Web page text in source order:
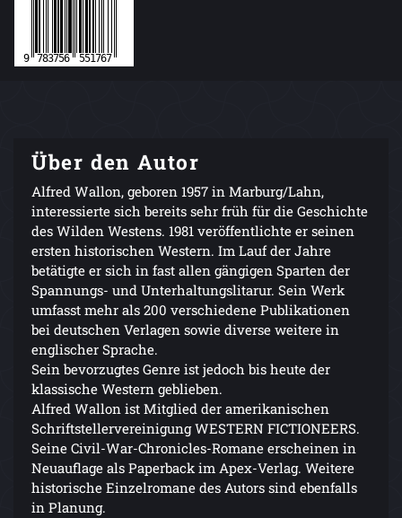
Über den Autor
Alfred Wallon, geboren 1957 in Marburg/Lahn,
interessierte sich bereits sehr früh für die Geschichte
des Wilden Westens. 1981 veröffentlichte er seinen
ersten historischen Western. Im Lauf der Jahre
betätigte er sich in fast allen gängigen Sparten der
Spannungs- und Unterhaltungslitarur. Sein Werk
umfasst mehr als 200 verschiedene Publikationen
bei deutschen Verlagen sowie diverse weitere in
englischer Sprache.
Sein bevorzugtes Genre ist jedoch bis heute der
klassische Western geblieben.
Alfred Wallon ist Mitglied der amerikanischen
Schriftstellervereinigung WESTERN FICTIONEERS.
Seine Civil-War-Chronicles-Romane erscheinen in
Neuauflage als Paperback im Apex-Verlag. Weitere
historische Einzelromane des Autors sind ebenfalls
in Planung.